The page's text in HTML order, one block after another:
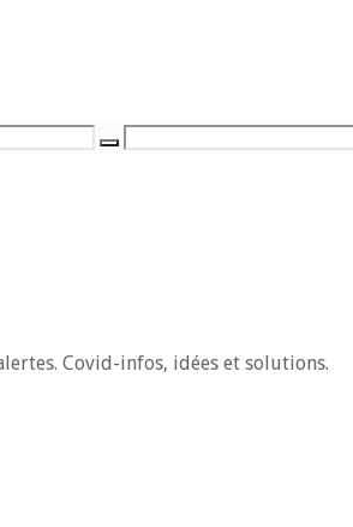
Recherche
Covid-infos, idées et solutions.